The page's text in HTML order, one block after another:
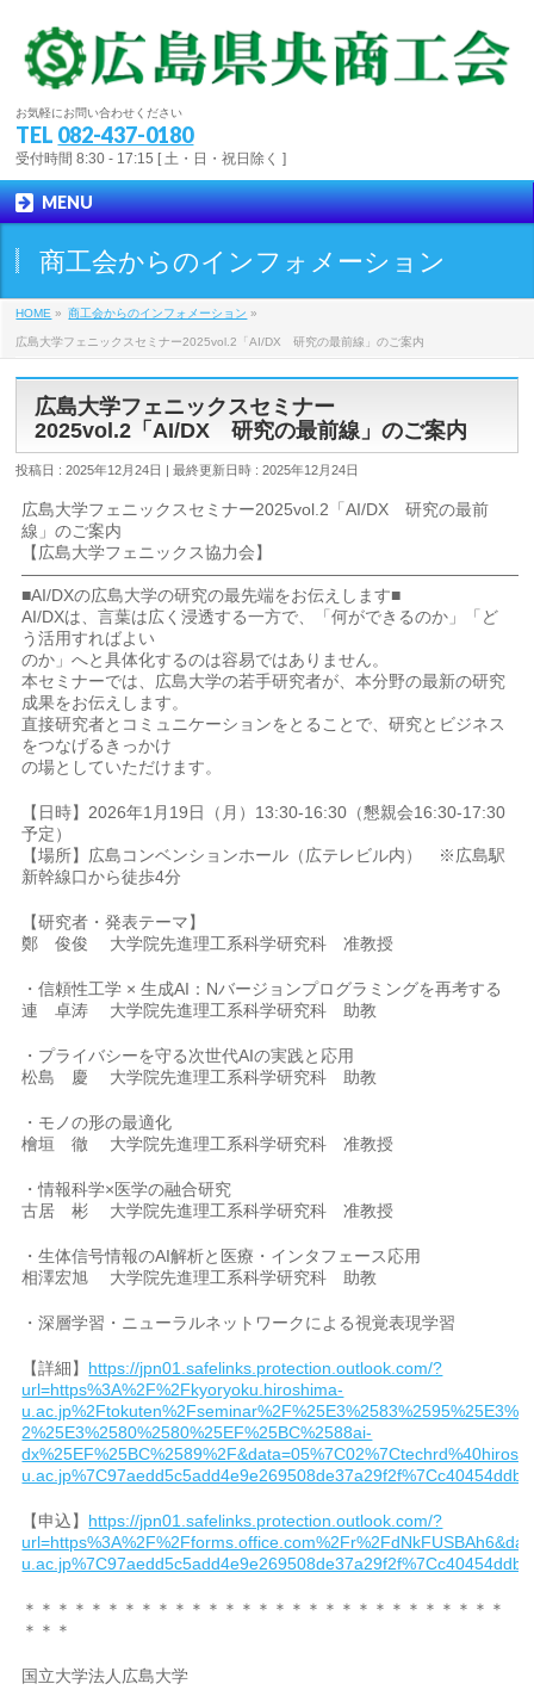
お気軽にお問い合わせください
TEL 082-437-0180
受付時間 8:30 - 17:15 [ 土・日・祝日除く ]
MENU
商工会からのインフォメーション
HOME » 商工会からのインフォメーション »
広島大学フェニックスセミナー2025vol.2「AI/DX 研究の最前線」のご案内
広島大学フェニックスセミナー
2025vol.2「AI/DX 研究の最前線」のご案内
投稿日 : 2025年12月24日 最終更新日時 : 2025年12月24日
広島大学フェニックスセミナー2025vol.2「AI/DX 研究の最前
線」のご案内
【広島大学フェニックス協力会】
■AI/DXの広島大学の研究の最先端をお伝えします■
AI/DXは、言葉は広く浸透する一方で、「何ができるのか」「ど
う活用すればよい
のか」へと具体化するのは容易ではありません。
本セミナーでは、広島大学の若手研究者が、本分野の最新の研究
成果をお伝えします。
直接研究者とコミュニケーションをとることで、研究とビジネス
をつなげるきっかけ
の場としていただけます。
【日時】2026年1月19日（月）13:30-16:30（懇親会16:30-17:30
予定）
【場所】広島コンベンションホール（広テレビル内） ※広島駅
新幹線口から徒歩4分
【研究者・発表テーマ】
鄭 俊俊 大学院先進理工系科学研究科 准教授
・信頼性工学 × 生成AI：Nバージョンプログラミングを再考する
連 卓涛 大学院先進理工系科学研究科 助教
・プライバシーを守る次世代AIの実践と応用
松島 慶 大学院先進理工系科学研究科 助教
・モノの形の最適化
檜垣 徹 大学院先進理工系科学研究科 准教授
・情報科学×医学の融合研究
古居 彬 大学院先進理工系科学研究科 准教授
・生体信号情報のAI解析と医療・インタフェース応用
相澤宏旭 大学院先進理工系科学研究科 助教
・深層学習・ニューラルネットワークによる視覚表現学習
【詳細】 https://jpn01.safelinks.protection.outlook.com/?
url=https%3A%2F%2Fkyoryoku.hiroshima-
2%25E3%2580%2580%25EF%25BC%2588ai-
【申込】 https://jpn01.safelinks.protection.outlook.com/?
＊＊＊＊＊＊＊＊＊＊＊＊＊＊＊＊＊＊＊＊＊＊＊＊＊＊＊＊＊
＊＊＊
国立大学法人広島大学